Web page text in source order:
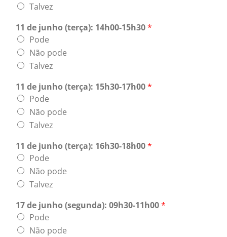
Talvez
11 de junho (terça): 14h00-15h30*
Pode
Não pode
Talvez
11 de junho (terça): 15h30-17h00*
Pode
Não pode
Talvez
11 de junho (terça): 16h30-18h00*
Pode
Não pode
Talvez
17 de junho (segunda): 09h30-11h00*
Pode
Não pode